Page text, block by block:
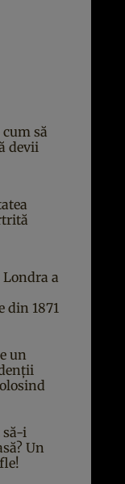
să
devii
Londra a
din 1871
un
să-i
Un